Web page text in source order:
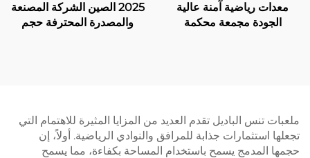
معدات رياضية آمنة عالية
الجودة مجمعة محكمة
2025 الصين الشركة المصنعة
والمصدرة المحترفة حجم
ملعبات تنس الباديل تقدم العديد من المزايا المثيرة للاهتمام التي
تجعلها استثمارات جذابة للمرافق والنوادي الرياضية. أولاً، إن
حجمها المدمج يسمح باستخدام المساحة بكفاءة، مما يسمح